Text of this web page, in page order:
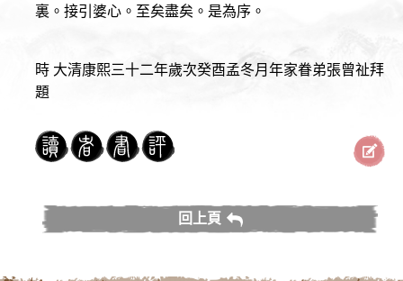
裏。接引婆心。至矣盡矣。是為序。
時 大清康熙三十二年歲次癸酉孟冬月年家眷弟張曾祉拜
題
回上頁